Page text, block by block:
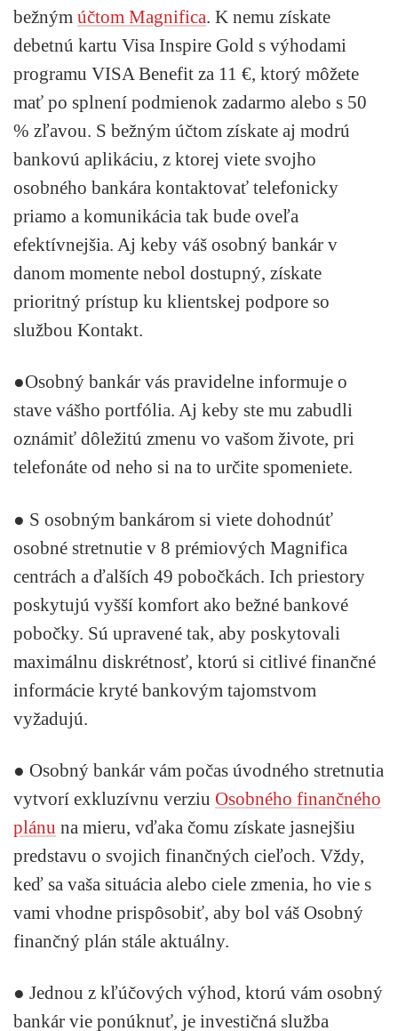
bežným účtom Magnifica. K nemu získate
debetnú kartu Visa Inspire Gold s výhodami
programu VISA Benefit za 11 €, ktorý môžete
mať po splnení podmienok zadarmo alebo s 50
% zľavou. S bežným účtom získate aj modrú
bankovú aplikáciu, z ktorej viete svojho
osobného bankára kontaktovať telefonicky
priamo a komunikácia tak bude oveľa
efektívnejšia. Aj keby váš osobný bankár v
danom momente nebol dostupný, získate
prioritný prístup ku klientskej podpore so
službou Kontakt.
●Osobný bankár vás pravidelne informuje o
stave vášho portfólia. Aj keby ste mu zabudli
oznámiť dôležitú zmenu vo vašom živote, pri
telefonáte od neho si na to určite spomeniete.
● S osobným bankárom si viete dohodnúť
osobné stretnutie v 8 prémiových Magnifica
centrách a ďalších 49 pobočkách. Ich priestory
poskytujú vyšší komfort ako bežné bankové
pobočky. Sú upravené tak, aby poskytovali
maximálnu diskrétnosť, ktorú si citlivé finančné
informácie kryté bankovým tajomstvom
vyžadujú.
● Osobný bankár vám počas úvodného stretnutia
vytvorí exkluzívnu verziu Osobného finančného
plánu na mieru, vďaka čomu získate jasnejšiu
predstavu o svojich finančných cieľoch. Vždy,
keď sa vaša situácia alebo ciele zmenia, ho vie s
vami vhodne prispôsobiť, aby bol váš Osobný
finančný plán stále aktuálny.
● Jednou z kľúčových výhod, ktorú vám osobný
bankár vie ponúknuť, je investičná služba